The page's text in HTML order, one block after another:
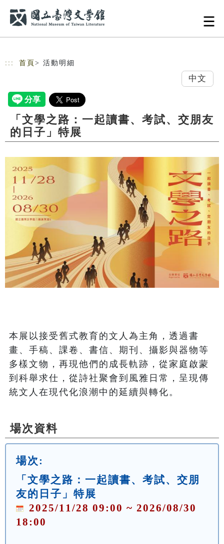
::: 首頁 > 活動明細
中文
「文學之路：一起讀書、考試、交朋友
的日子」特展
本展以接受舊式教育的文人為主角，透過書
畫、手稿、課卷、書信、期刊、攝影與器物等
多樣文物，再現他們的成長軌跡，從家庭啟蒙
到科舉求仕，從詩社聚會到風雅日常，呈現傳
統文人在現代化浪潮中的延續與轉化。
場次資料
場次:
「文學之路：一起讀書、考試、交朋
友的日子」特展
2025/11/28 09:00 ~ 2026/08/30
18:00